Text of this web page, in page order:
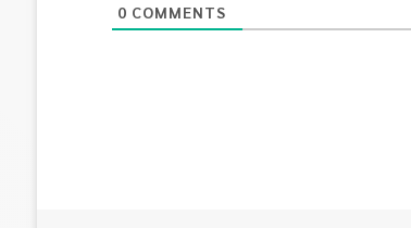
0 COMMENTS